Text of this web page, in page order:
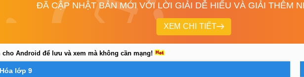
ĐÃ CẬP NHẬT BẢN MỚI VỚI LỜI GIẢI DỄ HIỂU VÀ GIẢI THÊM
XEM CHI TIẾT
Android để lưu và xem mà không cần mạng!
lớp 9